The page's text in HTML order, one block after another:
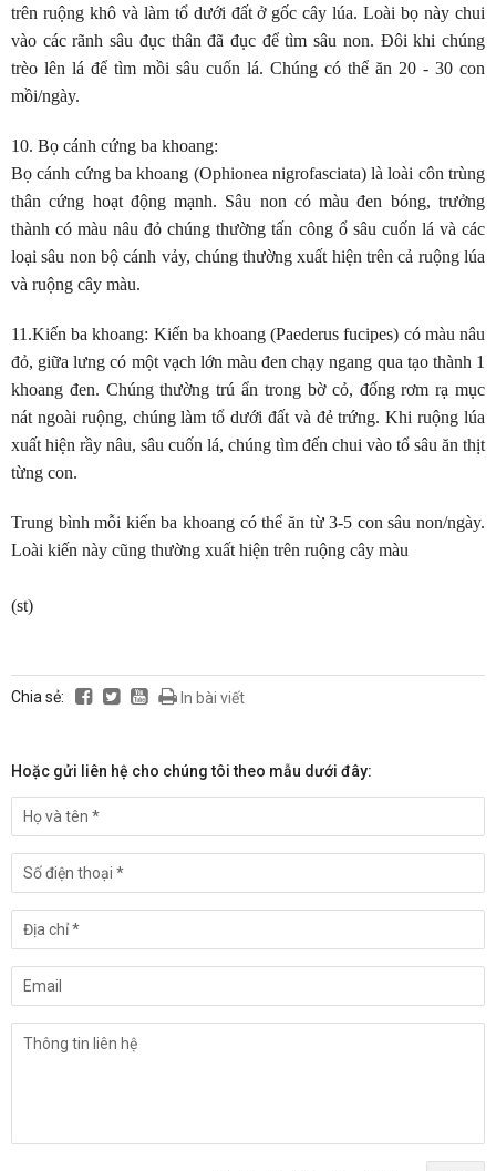
trên ruộng khô và làm tổ dưới đất ở gốc cây lúa. Loài bọ này chui
vào các rãnh sâu đục thân đã đục để tìm sâu non. Đôi khi chúng
trèo lên lá để tìm mồi sâu cuốn lá. Chúng có thể ăn 20 - 30 con
mồi/ngày.
10. Bọ cánh cứng ba khoang:
Bọ cánh cứng ba khoang (Ophionea nigrofasciata) là loài côn trùng
thân cứng hoạt động mạnh. Sâu non có màu đen bóng, trưởng
thành có màu nâu đỏ chúng thường tấn công ổ sâu cuốn lá và các
loại sâu non bộ cánh vảy, chúng thường xuất hiện trên cả ruộng lúa
và ruộng cây màu.
11.Kiến ba khoang: Kiến ba khoang (Paederus fucipes) có màu nâu
đỏ, giữa lưng có một vạch lớn màu đen chạy ngang qua tạo thành 1
khoang đen. Chúng thường trú ẩn trong bờ cỏ, đống rơm rạ mục
nát ngoài ruộng, chúng làm tổ dưới đất và đẻ trứng. Khi ruộng lúa
xuất hiện rầy nâu, sâu cuốn lá, chúng tìm đến chui vào tổ sâu ăn thịt
từng con.
Trung bình mỗi kiến ba khoang có thể ăn từ 3-5 con sâu non/ngày.
Loài kiến này cũng thường xuất hiện trên ruộng cây màu
(st)
Chia sẻ: In bài viết
Hoặc gửi liên hệ cho chúng tôi theo mẫu dưới đây: